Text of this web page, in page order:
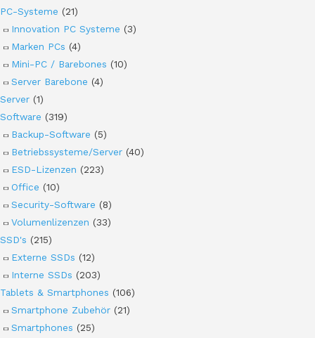
PC-Systeme (21)
Innovation PC Systeme (3)
Marken PCs (4)
Mini-PC / Barebones (10)
Server Barebone (4)
Server (1)
Software (319)
Backup-Software (5)
Betriebssysteme/Server (40)
ESD-Lizenzen (223)
Office (10)
Security-Software (8)
Volumenlizenzen (33)
SSD's (215)
Externe SSDs (12)
Interne SSDs (203)
Tablets & Smartphones (106)
Smartphone Zubehör (21)
Smartphones (25)